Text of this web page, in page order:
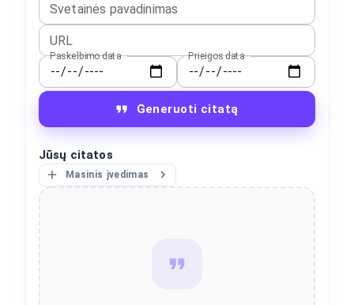
Svetainės pavadinimas
URL
Paskelbimo data Prieigos data
Generuoti citatą
Jūsų citatos
Masinis įvedimas